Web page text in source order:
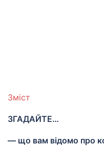
Зміст
ЗГАДАЙТЕ…
— що вам відомо про